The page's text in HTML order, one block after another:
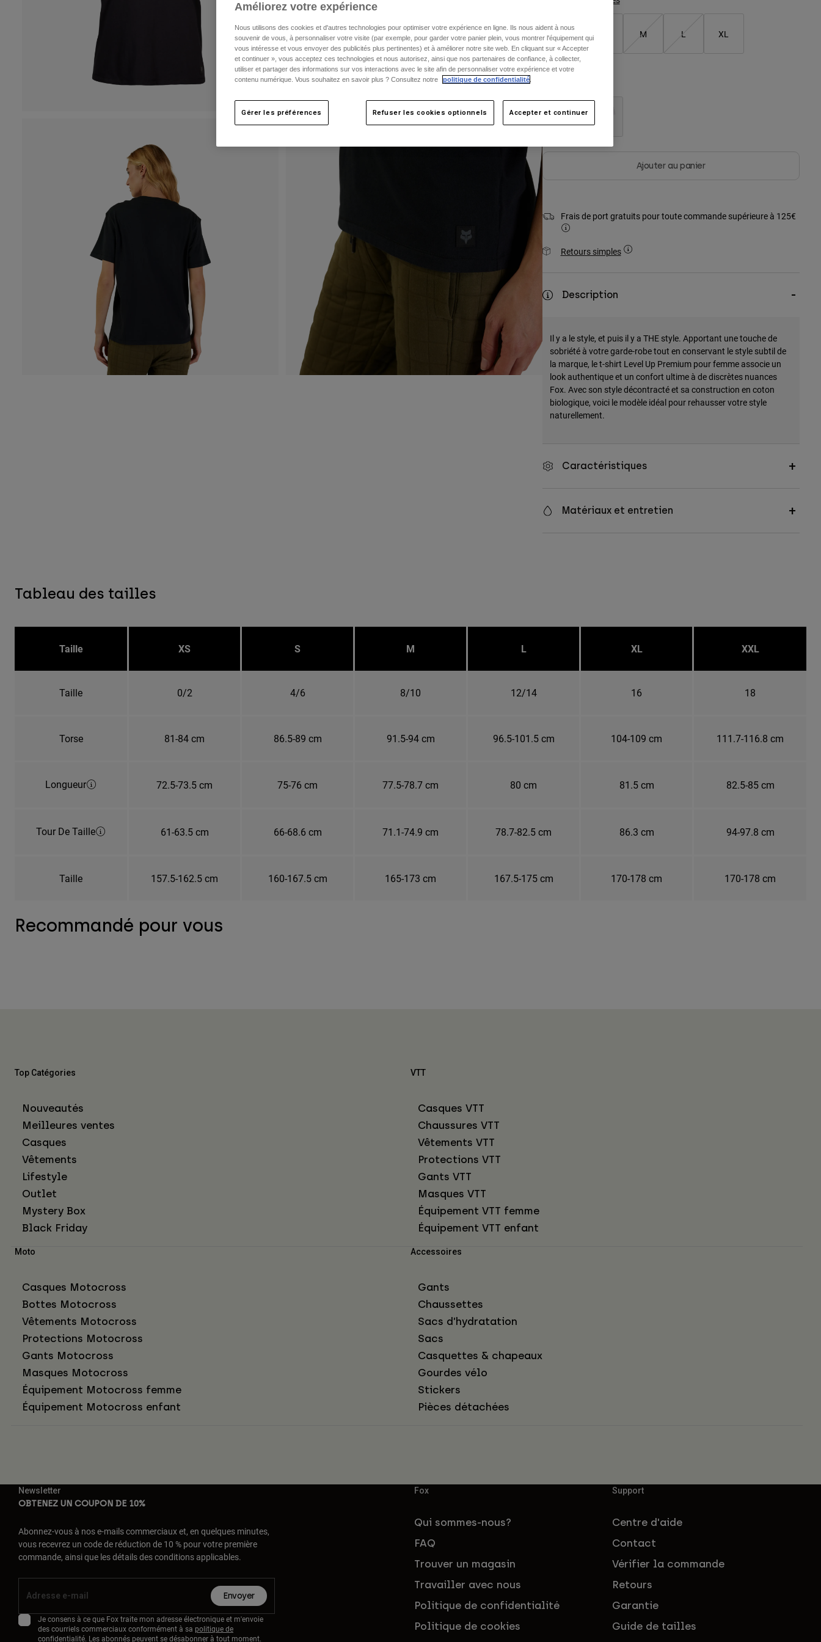
XS M L XL
Ajouter au panier
Frais de port gratuits pour toute commande supérieure à 125€
Retours simples
Description
Il y a le style, et puis il y a THE style. Apportant une touche de
sobriété à votre garde-robe tout en conservant le style subtil de
la marque, le t-shirt Level Up Premium pour femme associe un
look authentique et un confort ultime à de discrètes nuances
Fox. Avec son style décontracté et sa construction en coton
biologique, voici le modèle idéal pour rehausser votre style
naturellement.
Caractéristiques
Matériaux et entretien
Tableau des tailles
Taille XS S M L XL XXL
Taille 0/2 4/6 8/10 12/14 16 18
Torse 81-84 cm 86.5-89 cm 91.5-94 cm 96.5-101.5 cm 104-109 cm 111.7-116.8 cm
Longueur 72.5-73.5 cm 75-76 cm 77.5-78.7 cm 80 cm 81.5 cm 82.5-85 cm
Tour De Taille 61-63.5 cm 66-68.6 cm 71.1-74.9 cm 78.7-82.5 cm 86.3 cm 94-97.8 cm
Taille 157.5-162.5 cm 160-167.5 cm 165-173 cm 167.5-175 cm 170-178 cm 170-178 cm
Recommandé pour vous
Top Catégories
Nouveautés
Meilleures ventes
Casques
Vêtements
Lifestyle
Outlet
Mystery Box
Black Friday
VTT
Casques VTT
Chaussures VTT
Vêtements VTT
Protections VTT
Gants VTT
Masques VTT
Équipement VTT femme
Équipement VTT enfant
Moto
Casques Motocross
Bottes Motocross
Vêtements Motocross
Protections Motocross
Gants Motocross
Masques Motocross
Équipement Motocross femme
Équipement Motocross enfant
Accessoires
Gants
Chaussettes
Sacs d’hydratation
Sacs
Casquettes & chapeaux
Gourdes vélo
Stickers
Pièces détachées
Newsletter
OBTENEZ UN COUPON DE 10%
Abonnez-vous à nos e-mails commerciaux et, en quelques minutes,
vous recevrez un code de réduction de 10 % pour votre première
commande, ainsi que les détails des conditions applicables.
Envoyer
Je consens à ce que Fox traite mon adresse électronique et m'envoie
des courriels commerciaux conformément à sa politique de
confidentialité. Les abonnés peuvent se désabonner à tout moment.
Fox
Qui sommes-nous?
FAQ
Trouver un magasin
Travailler avec nous
Politique de confidentialité
Politique de cookies
Support
Centre d'aide
Contact
Vérifier la commande
Retours
Garantie
Guide de tailles
Améliorez votre expérience
Nous utilisons des cookies et d'autres technologies pour optimiser votre expérience en ligne. Ils nous aident à nous
souvenir de vous, à personnaliser votre visite (par exemple, pour garder votre panier plein, vous montrer l'équipement qui
vous intéresse et vous envoyer des publicités plus pertinentes) et à améliorer notre site web. En cliquant sur « Accepter
et continuer », vous acceptez ces technologies et nous autorisez, ainsi que nos partenaires de confiance, à collecter,
utiliser et partager des informations sur vos interactions avec le site afin de personnaliser votre expérience et votre
contenu numérique. Vous souhaitez en savoir plus ? Consultez notre
politique de confidentialité
Gérer les préférences Refuser les cookies optionnels Accepter et continuer